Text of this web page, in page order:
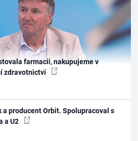
farmacii, nakupujeme v
zdravotnictví
a producent Orbit. Spolupracoval s
a U2